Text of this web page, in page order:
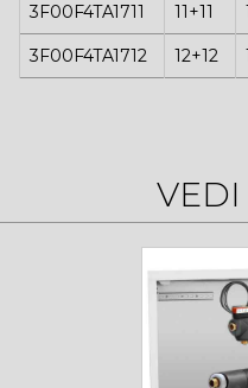
3F00F4TA1711 11+11
3F00F4TA1712 12+12